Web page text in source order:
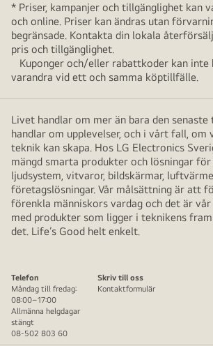
* Priser, kampanjer och tillgänglighet kan
och online. Priser kan ändras utan
begränsade. Kontakta din lokala
pris och tillgänglighet.
Kuponger och/eller rabattkoder kan inte
varandra vid ett och samma köptillfälle.
Livet handlar om mer än bara den senaste
handlar om upplevelser, och i vårt fall, om
teknik kan skapa. Hos LG Electronics
mängd smarta produkter och lösningar för
ljudsystem, vitvaror, bildskärmar,
företagslösningar. Vår målsättning är att
förenkla människors vardag och det är
med produkter som ligger i teknikens
det. Life’s Good helt enkelt.
Telefon
Måndag till fredag:
08:00–17:00
Allmänna helgdagar
stängt
08-502 803 60
Skriv till oss
Kontaktformulär